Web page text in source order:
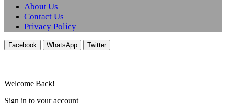
About Us
Contact Us
Privacy Policy
Facebook WhatsApp Twitter
Welcome Back!
Sign in to your account